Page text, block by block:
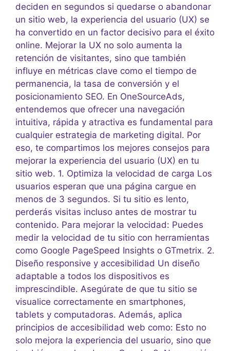
deciden en segundos si quedarse o abandonar
un sitio web, la experiencia del usuario (UX) se
ha convertido en un factor decisivo para el éxito
online. Mejorar la UX no solo aumenta la
retención de visitantes, sino que también
influye en métricas clave como el tiempo de
permanencia, la tasa de conversión y el
posicionamiento SEO. En OneSourceAds,
entendemos que ofrecer una navegación
intuitiva, rápida y atractiva es fundamental para
cualquier estrategia de marketing digital. Por
eso, te compartimos los mejores consejos para
mejorar la experiencia del usuario (UX) en tu
sitio web. 1. Optimiza la velocidad de carga Los
usuarios esperan que una página cargue en
menos de 3 segundos. Si tu sitio es lento,
perderás visitas incluso antes de mostrar tu
contenido. Para mejorar la velocidad: Puedes
medir la velocidad de tu sitio con herramientas
como Google PageSpeed Insights o GTmetrix. 2.
Diseño responsive y accesibilidad Un diseño
adaptable a todos los dispositivos es
imprescindible. Asegúrate de que tu sitio se
visualice correctamente en smartphones,
tablets y computadoras. Además, aplica
principios de accesibilidad web como: Esto no
solo mejora la experiencia del usuario, sino que